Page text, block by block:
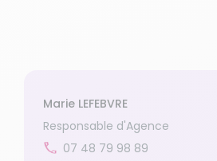
Marie LEFEBVRE
Responsable d'Agence
07 48 79 98 89